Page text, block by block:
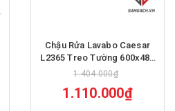
Chậu Rửa Lavabo Caesar
L2365 Treo Tường 600x480
mm
1.404.000₫
1.110.000₫